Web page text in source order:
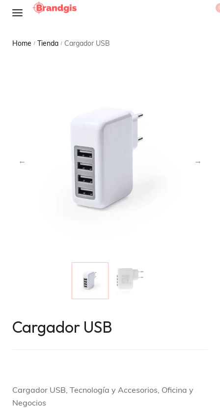
Home / Tienda / Cargador USB
Cargador USB
Cargador USB, Tecnología y Accesorios, Oficina y
Negocios